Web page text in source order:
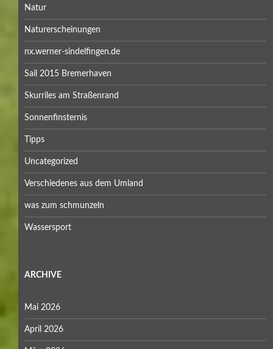
Natur
Naturerscheinungen
nx.werner-sindelfingen.de
Sail 2015 Bremerhaven
Skurriles am Straßenrand
Sonnenfinsternis
Tipps
Uncategorized
Verschiedenes aus dem Umland
was zum schmunzeln
Wassersport
ARCHIVE
Mai 2026
April 2026